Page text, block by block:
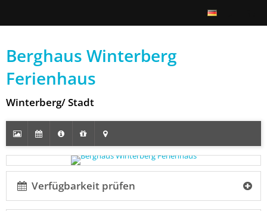
Berghaus Winterberg
Ferienhaus
Winterberg/ Stadt
Verfügbarkeit prüfen